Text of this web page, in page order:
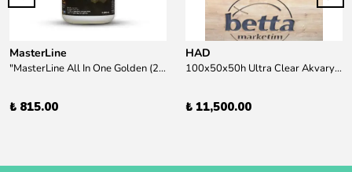
MasterLine
"MasterLine All In One Golden (200 ml) Daha yüksek zorluk derecesine sahip bitkiler için Özel formül Tam Besin "
₺ 815.00
HAD
100x50x50h Ultra Clear Akvaryum 10mm 90derece Birleşim /Sadece Otobüs Kargosu ile Gönderim Yapılır !
₺ 11,500.00